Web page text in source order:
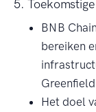
5.
BNB
bereiken
Het doel